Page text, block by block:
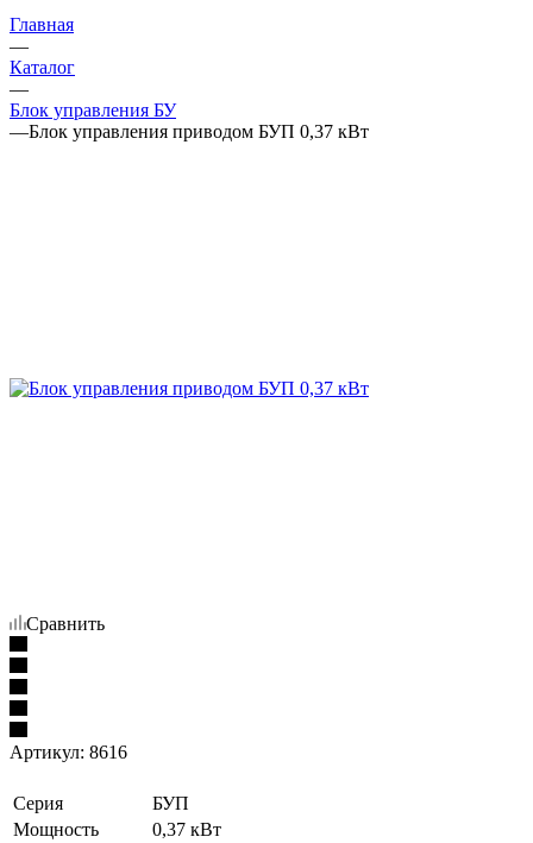
Главная
—
Каталог
—
Блок управления БУ
—Блок управления приводом БУП 0,37 кВт
Сравнить
Артикул: 8616
Серия
БУП
Мощность
0,37 кВт